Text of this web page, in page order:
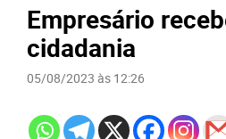
Empresário
cidadania
05/08/2023 às 12:26